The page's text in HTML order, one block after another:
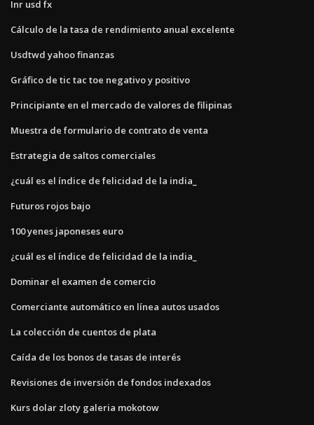
Inr usd fx
Cálculo de la tasa de rendimiento anual excelente
Usdtwd yahoo finanzas
Gráfico de tic tac toe negativo y positivo
Principiante en el mercado de valores de filipinas
Muestra de formulario de contrato de venta
Estrategia de saltos comerciales
¿cuál es el índice de felicidad de la india_
Futuros rojos bajo
100 yenes japoneses euro
¿cuál es el índice de felicidad de la india_
Dominar el examen de comercio
Comerciante automático en línea autos usados
La colección de cuentos de plata
Caída de los bonos de tasas de interés
Revisiones de inversión de fondos indexados
Kurs dolar zloty galeria mokotow